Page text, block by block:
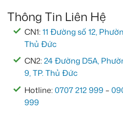
Thông Tin Liên Hệ
CN1:11 Đường số 12,
Thủ Đức
CN2:24 Đường D5A,
9, TP. Thủ Đức
Hotline:0707 212 999 –
999